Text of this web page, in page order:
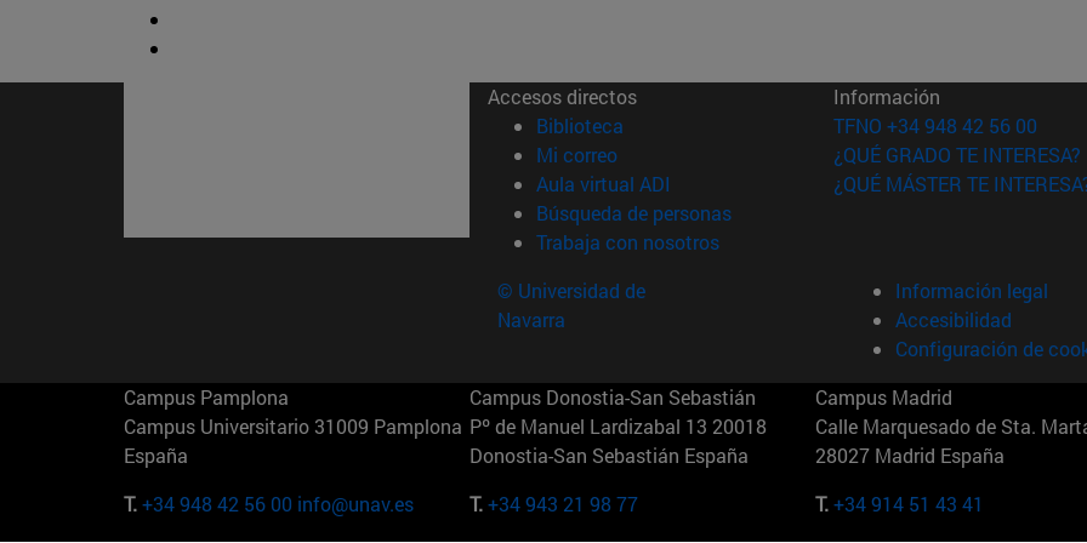
Accesos directos
Biblioteca (abre en nueva ventana)
Mi correo(abre en nueva ventana)
Aula virtual ADI (abre en nueva ventana)
Búsqueda de personas(abre en nueva ventana)
Trabaja con nosotros(abre en nueva ventana)
Información
TFNO +34 948 42 56 00
¿QUÉ GRADO TE INTERESA?
¿QUÉ MÁSTER TE
© Universidad de
Navarra
Información legal
Accesibilidad
Configuración de
Campus Pamplona
Campus Universitario 31009 Pamplona
España
T.+34 948 42 56 00 info@unav.es
Campus Donostia-San Sebastián
Pº de Manuel Lardizabal 13 20018
Donostia-San Sebastián España
T.+34 943 21 98 77
Campus Madrid
Calle Marquesado de Sta.
28027 Madrid España
T.+34 914 51 43 41